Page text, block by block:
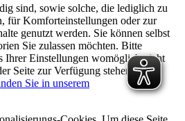
sind, sowie solche, die lediglich zu
für Komforteinstellungen oder zur
genutzt werden. Sie können selbst
Sie zulassen möchten. Bitte
Ihrer Einstellungen womöglich nicht
Seite zur Verfügung stehen.
Sie in unserem